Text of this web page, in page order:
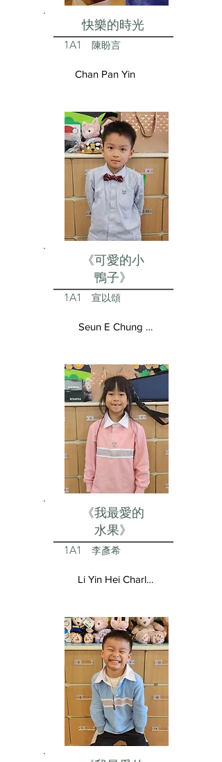
快樂的時光
1A1 陳盼言
Chan Pan Yin
《可愛的小
鴨子》
1A1 宣以頌
Seun E Chung Aston
《我最愛的
水果》
1A1 李彥希
Li Yin Hei Charlotte